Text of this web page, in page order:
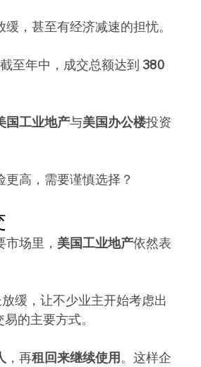
，甚至有经济减速的担忧。
至年中，成交总额达到 380
国工业地产与美国办公楼投资
高，需要谨慎选择？
场里， 美国工业地产依然表
放缓，让不少业主开始考虑出
的主要方式。
，再租回来继续使用。这样企